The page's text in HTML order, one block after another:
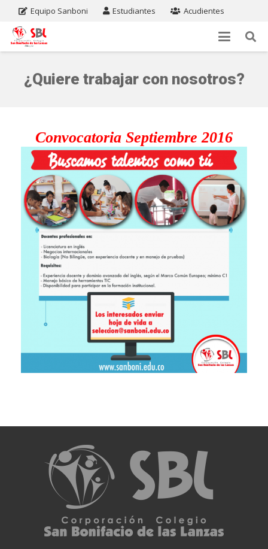
Equipo Sanboni Estudiantes Acudientes
¿Quiere trabajar con nosotros?
Convocatoria Septiembre 2016